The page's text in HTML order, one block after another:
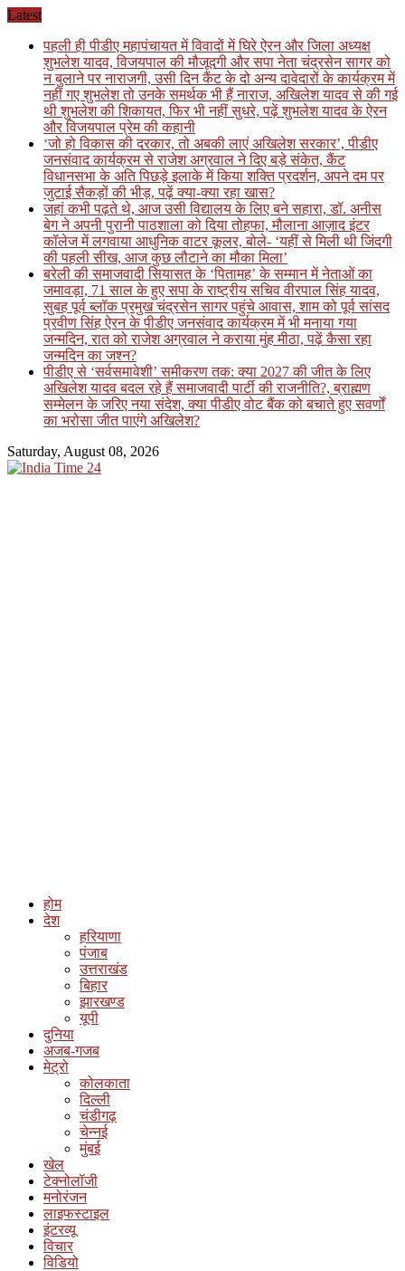
Skip
content
Latest
पहली ही पीडीए महापंचायत में विवादों में घिरे ऐरन और जिला अध्यक्ष
शुभलेश यादव, विजयपाल की मौजूदगी और सपा नेता चंद्रसेन सागर को
न बुलाने पर नाराजगी, उसी दिन कैंट के दो अन्य दावेदारों के कार्यक्रम में
नहीं गए शुभलेश तो उनके समर्थक भी हैं नाराज, अखिलेश यादव से की गई
थी शुभलेश की शिकायत, फिर भी नहीं सुधरे, पढ़ें शुभलेश यादव के ऐरन
और विजयपाल प्रेम की कहानी
‘जो हो विकास की दरकार, तो अबकी लाएं अखिलेश सरकार’, पीडीए
जनसंवाद कार्यक्रम से राजेश अग्रवाल ने दिए बड़े संकेत, कैंट
विधानसभा के अति पिछड़े इलाके में किया शक्ति प्रदर्शन, अपने दम पर
जुटाई सैकड़ों की भीड़, पढ़ें क्या-क्या रहा खास?
जहां कभी पढ़ते थे, आज उसी विद्यालय के लिए बने सहारा, डॉ. अनीस
बेग ने अपनी पुरानी पाठशाला को दिया तोहफा, मौलाना आज़ाद इंटर
कॉलेज में लगवाया आधुनिक वाटर कूलर, बोले- ‘यहीं से मिली थी जिंदगी
की पहली सीख, आज कुछ लौटाने का मौका मिला’
बरेली की समाजवादी सियासत के ‘पितामह’ के सम्मान में नेताओं का
जमावड़ा, 71 साल के हुए सपा के राष्ट्रीय सचिव वीरपाल सिंह यादव,
सुबह पूर्व ब्लॉक प्रमुख चंद्रसेन सागर पहुंचे आवास, शाम को पूर्व सांसद
प्रवीण सिंह ऐरन के पीडीए जनसंवाद कार्यक्रम में भी मनाया गया
जन्मदिन, रात को राजेश अग्रवाल ने कराया मुंह मीठा, पढ़ें कैसा रहा
जन्मदिन का जश्न?
पीडीए से ‘सर्वसमावेशी’ समीकरण तक: क्या 2027 की जीत के लिए
अखिलेश यादव बदल रहे हैं समाजवादी पार्टी की राजनीति?, ब्राह्मण
सम्मेलन के जरिए नया संदेश, क्या पीडीए वोट बैंक को बचाते हुए सवर्णों
का भरोसा जीत पाएंगे अखिलेश?
Saturday, August 08, 2026
होम
देश
हरियाणा
पंजाब
उत्तराखंड
बिहार
झारखण्ड
यूपी
दुनिया
अजब-गजब
मेट्रो
कोलकाता
दिल्ली
चंडीगढ़
चेन्नई
मुंबई
खेल
टेक्नोलॉजी
मनोरंजन
लाइफस्टाइल
इंटरव्यू
विचार
विडियो